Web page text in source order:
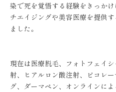
染で死を覚悟する経験をきっか
チエイジングや美容医療を提供
ました。
現在は医療脱毛、フォトフェイ
射、ヒアルロン酸注射、ピコレ
グ、ダーマペン、オンラインに